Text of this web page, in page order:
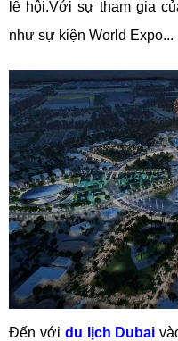
lễ hội.Với sự tham gia
như sự kiện World Expo...
Đến với du lịch Dubai